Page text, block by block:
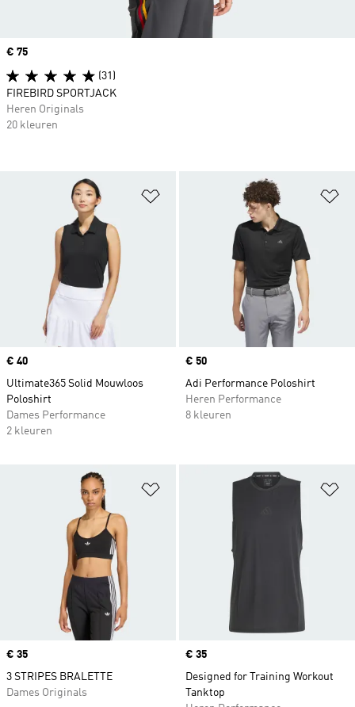
Op verlanglijst zetten
Price
€ 40
Ultimate365 Solid Mouwloos
Poloshirt
Dames Performance
2 kleuren
Price
€ 50
Adi Performance Poloshirt
Heren Performance
8 kleuren
Op verlanglijst zetten
Price
€ 35
3 STRIPES BRALETTE
Dames Originals
Price
€ 35
Designed for Training Workout
Tanktop
Price
€ 75
(31)
FIREBIRD SPORTJACK
Heren Originals
20 kleuren